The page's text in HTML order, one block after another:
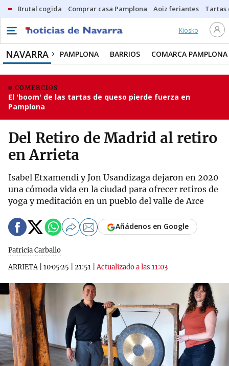
Brutal cogida Comprar casa Pamplona Aoiz feriantes Tartas
Kiosko
NAVARRA PAMPLONA BARRIOS COMARCA PAMPLONA
COMERCIOS
El 'boom' de las tartas de queso pierde fuerza en
Pamplona
Del Retiro de Madrid al retiro
en Arrieta
Isabel Etxamendi y Jon Usandizaga dejaron en 2020
una cómoda vida en la ciudad para ofrecer retiros de
yoga y meditación en un pueblo del valle de Arce
Patricia Carballo
ARRIETA| 10·05·25 21:51 |Actualizado a las 11:03
Añádenos en Google